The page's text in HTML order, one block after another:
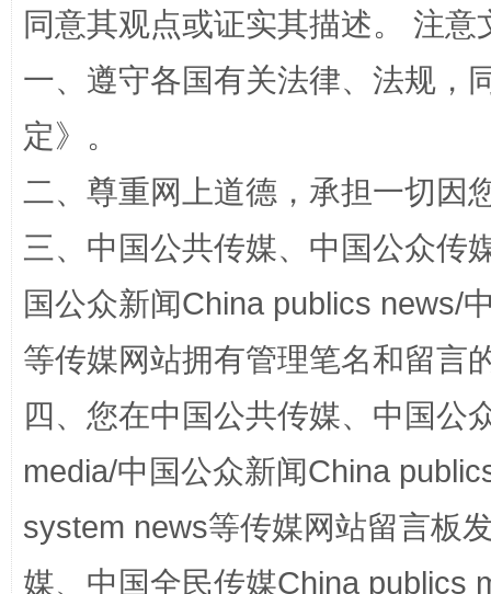
解纷+调解+退费，一次搞定
站台名比不上好声名
漫山遍野的桃花与雪山、麦地、白藏房 除
同意其观点或证实其描述。 注
一、遵守各国有关法律、法规，
定》。
二、尊重网上道德，承担一切因
三、中国公共传媒、中国公众传
国公众新闻China publics news/
等传媒网站拥有管理笔名和留言
四、您在中国公共传媒、中国公
media/中国公众新闻China
system news等传媒网站留言板
媒、中国全民传媒China publics